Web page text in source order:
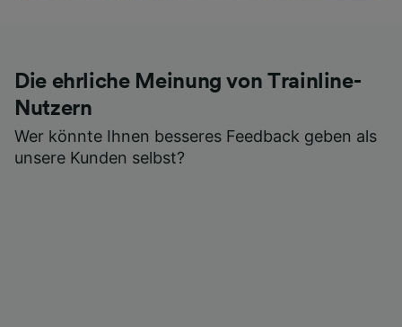
Die ehrliche Meinung von Trainline-
Nutzern
Wer könnte Ihnen besseres Feedback geben als
unsere Kunden selbst?